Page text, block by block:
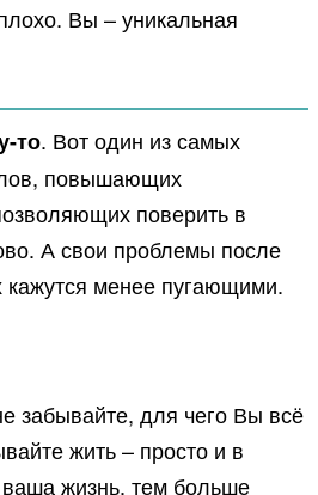
Вы – уникальная
то. Вот один из самых
повышающих
поверить в
А свои проблемы после
менее пугающими.
забывайте, для чего Вы всё
жить – просто и в
жизнь, тем больше